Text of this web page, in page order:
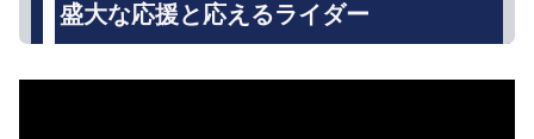
盛大な応援と応えるライダー